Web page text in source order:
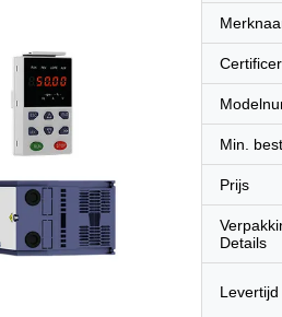
Min.
Prijs
Details
Levertijd